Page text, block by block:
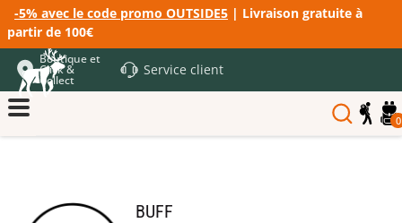
-5% avec le code promo OUTSIDE5 | Livraison gratuite à
partir de 100€
Boutique et
Click &
Collect
Service client
0
BUFF